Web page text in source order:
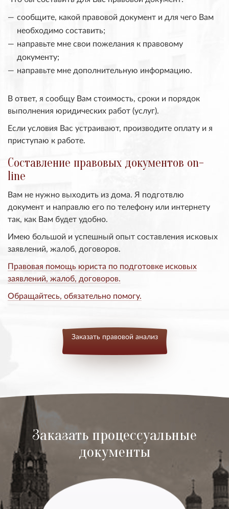
сообщите, какой правовой документ и для чего Вам
необходимо составить;
направьте мне свои пожелания к правовому
документу;
направьте мне дополнительную информацию.
В ответ, я сообщу Вам стоимость, сроки и порядок
выполнения юридических работ (услуг).
Если условия Вас устраивают, производите оплату и я
приступаю к работе.
Составление правовых документов on-
line
Вам не нужно выходить из дома. Я подготвлю
документ и направлю его по телефону или интернету
так, как Вам будет удобно.
Имею большой и успешный опыт составления исковых
заявлений, жалоб, договоров.
Правовая помощь юриста по подготовке исковых
заявлений, жалоб, договоров.
Обращайтесь, обязательно помогу.
Заказать правовой анализ
Заказать процессуальные
документы